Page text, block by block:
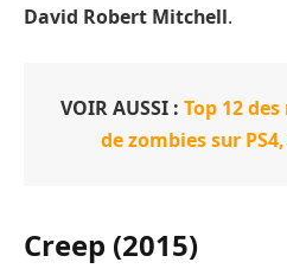
David Robert Mitchell.
VOIR AUSSI : Top 12
de zombies sur
Creep (2015)